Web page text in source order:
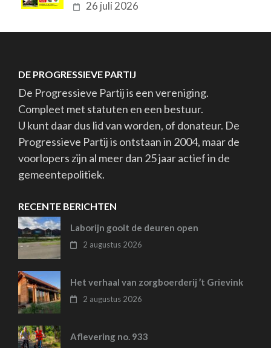
26 juli 2026
DE PROGRESSIEVE PARTIJ
De Progressieve Partij is een vereniging.
Compleet met statuten en een bestuur.
U kunt daar dus lid van worden, of donateur. De
Progressieve Partij is ontstaan in 2004, maar de
voorlopers zijn al meer dan 25 jaar actief in de
gemeentepolitiek.
RECENTE BERICHTEN
Laborijn gooit de deuren open
2 augustus 2026
Het verhaal van zorgboerderij ’t Grievink
2 augustus 2026
Aflevering no. 933